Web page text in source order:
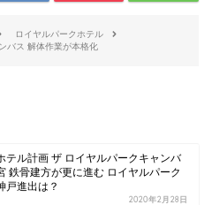
ロイヤルパークホテル
バス 解体作業が本格化
テル計画 ザ ロイヤルパークキャンバ
鉄骨建方が更に進む ロイヤルパーク
戸進出は？
2020年2月28日